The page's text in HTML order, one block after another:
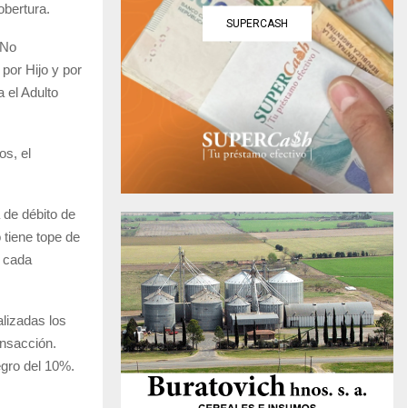
Hijo y por
el Adulto
el
débito de
tiene tope de
cada
los
del 10%.
SUPERCASH